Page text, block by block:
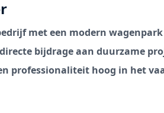
met een modern
bijdrage aan duurzame
professionaliteit hoog in het